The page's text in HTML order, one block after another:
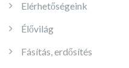
Elérhetőségeink
Élővilág
Fásítás, erdősítés